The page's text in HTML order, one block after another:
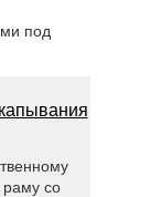
под
со